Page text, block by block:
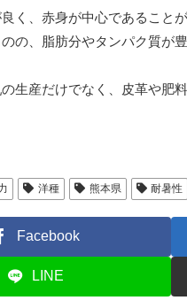
く、赤身が中心であること
の、脂肪分やタンパク質が
生産だけでなく、皮革や肥
洋種 熊本県 耐暑性
Facebook
LINE